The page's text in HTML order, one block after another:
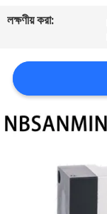
খবর
উদ্ধৃতির
জন্য
আবেদন
লক্ষণীয় করা: